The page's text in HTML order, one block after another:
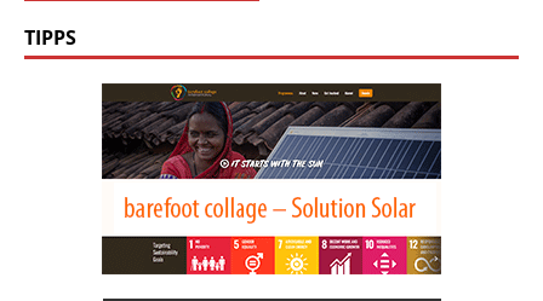
TIPPS